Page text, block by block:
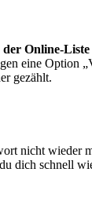
Online-
eine Option
gezählt.
nicht wieder
dich schnell